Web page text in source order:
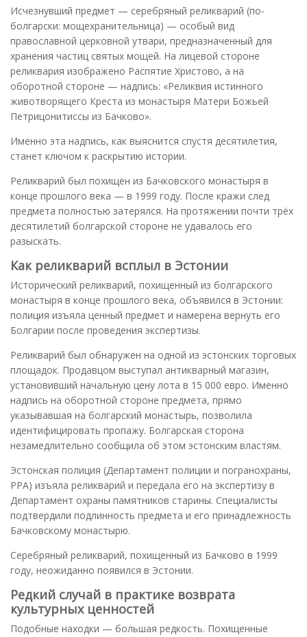
Исчезнувший предмет — серебряный реликварий (по-
болгарски: мощехранительница) — особый вид
православной церковной утвари, предназначенный для
хранения частиц святых мощей. На лицевой стороне
реликвария изображено Распятие Христово, а на
оборотной стороне — надпись: «Реликвия истинного
животворящего Креста из монастыря Матери Божьей
Петрицонитиссы из Бачково».
Именно эта надпись, как выяснится спустя десятилетия,
станет ключом к раскрытию истории.
Реликварий был похищен из Бачковского монастыря в
конце прошлого века — в 1999 году. После кражи след
предмета полностью затерялся. На протяжении почти трёх
десятилетий болгарской стороне не удавалось его
разыскать.
Как реликварий всплыл в Эстонии
Исторический реликварий, похищенный из болгарского
монастыря в конце прошлого века, объявился в Эстонии:
полиция изъяла ценный предмет и намерена вернуть его
Болгарии после проведения экспертизы.
Реликварий был обнаружен на одной из эстонских торговых
площадок. Продавцом выступал антикварный магазин,
установивший начальную цену лота в 15 000 евро. Именно
надпись на оборотной стороне предмета, прямо
указывавшая на болгарский монастырь, позволила
идентифицировать пропажу. Болгарская сторона
незамедлительно сообщила об этом эстонским властям.
Эстонская полиция (Департамент полиции и погранохраны,
PPA) изъяла реликварий и передала его на экспертизу в
Департамент охраны памятников старины. Специалисты
подтвердили подлинность предмета и его принадлежность
Бачковскому монастырю.
Серебряный реликварий, похищенный из Бачково в 1999
году, неожиданно появился в Эстонии.
Редкий случай в практике возврата
культурных ценностей
Подобные находки — большая редкость. Похищенные